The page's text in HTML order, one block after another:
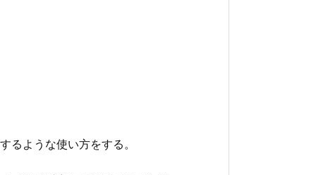
るような使い方をする。